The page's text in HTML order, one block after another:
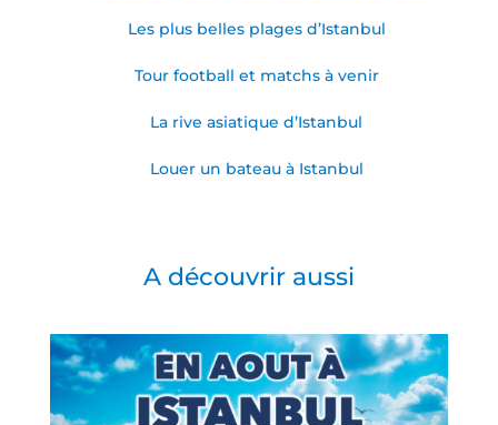
Les plus belles plages d’Istanbul
Tour football et matchs à venir
La rive asiatique d’Istanbul
Louer un bateau à Istanbul
A découvrir aussi